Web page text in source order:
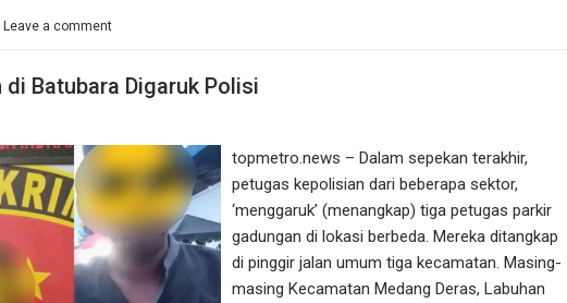
Leave a comment
Batubara Digaruk Polisi
topmetro.news – Dalam sepekan terakhir,
petugas kepolisian dari beberapa sektor,
‘menggaruk’ (menangkap) tiga petugas parkir
gadungan di lokasi berbeda. Mereka ditangkap
di pinggir jalan umum tiga kecamatan. Masing-
masing Kecamatan Medang Deras, Labuhan